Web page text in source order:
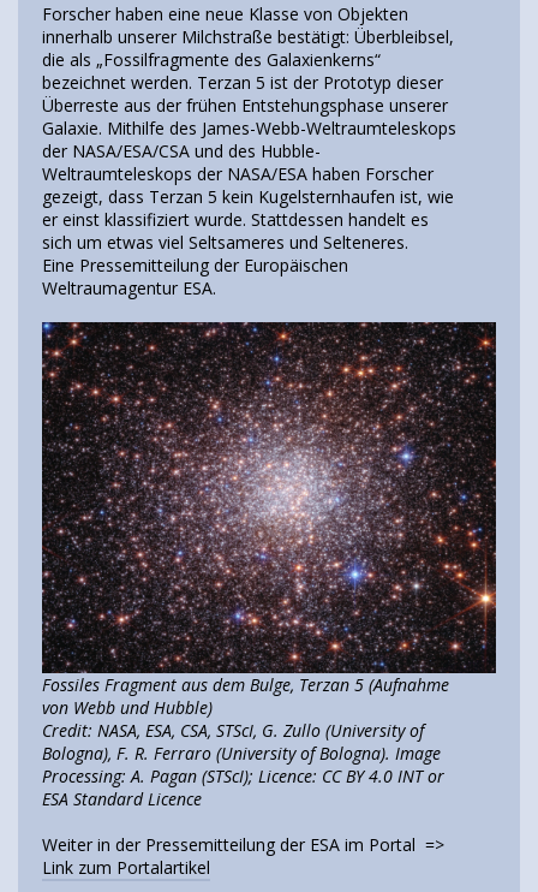
Forscher haben eine neue Klasse von Objekten
innerhalb unserer Milchstraße bestätigt: Überbleibsel,
die als „Fossilfragmente des Galaxienkerns“
bezeichnet werden. Terzan 5 ist der Prototyp dieser
Überreste aus der frühen Entstehungsphase unserer
Galaxie. Mithilfe des James-Webb-Weltraumteleskops
der NASA/ESA/CSA und des Hubble-
Weltraumteleskops der NASA/ESA haben Forscher
gezeigt, dass Terzan 5 kein Kugelsternhaufen ist, wie
er einst klassifiziert wurde. Stattdessen handelt es
sich um etwas viel Seltsameres und Selteneres.
Eine Pressemitteilung der Europäischen
Weltraumagentur ESA.
Fossiles Fragment aus dem Bulge, Terzan 5 (Aufnahme
von Webb und Hubble)
Credit: NASA, ESA, CSA, STScI, G. Zullo (University of
Bologna), F. R. Ferraro (University of Bologna). Image
Processing: A. Pagan (STScI); Licence: CC BY 4.0 INT or
ESA Standard Licence
Weiter in der Pressemitteilung der ESA im Portal =>
Link zum Portalartikel